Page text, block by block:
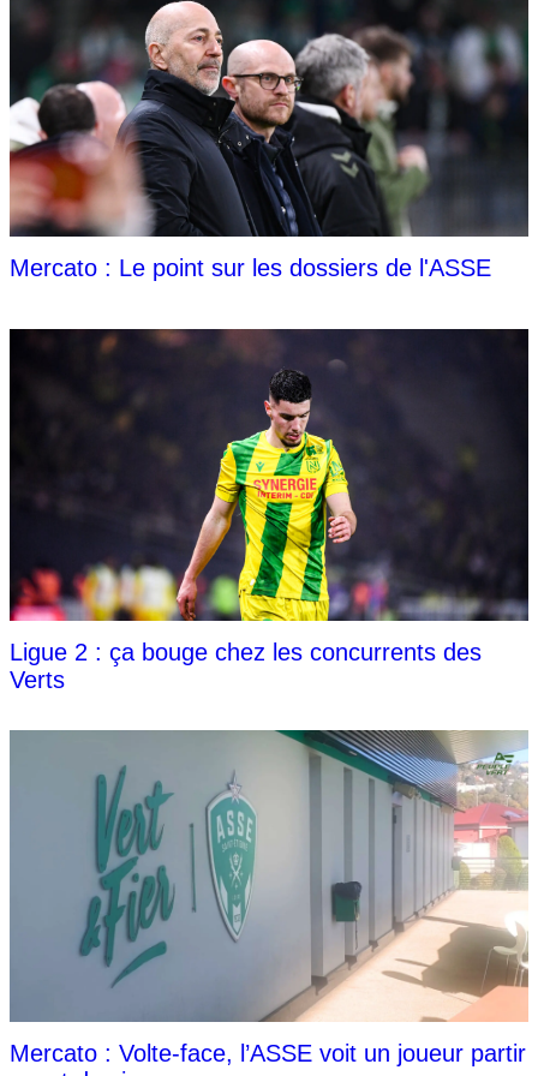
Mercato : Le point sur les dossiers de l'ASSE
Ligue 2 : ça bouge chez les concurrents des
Verts
Mercato : Volte-face, l’ASSE voit un joueur partir